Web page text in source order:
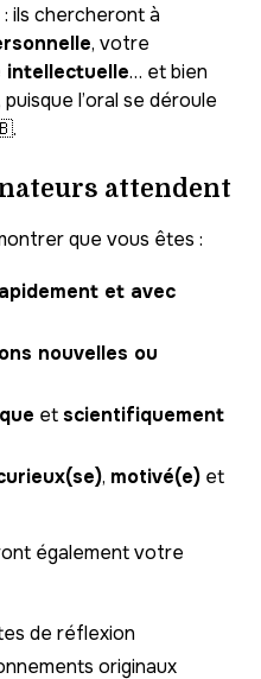
ils chercheront à
, votre
intellectuelle… et bien
puisque l’oral se déroule
attendent
que vous êtes :
et avec
nouvelles ou
etscientifiquement
, motivé(e) et
également votre
de réflexion
originaux